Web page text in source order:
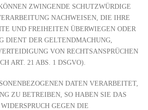
ZWINGENDE SCHUTZWÜRDIGE
NACHWEISEN, DIE IHRE
UND FREIHEITEN ÜBERWIEGEN ODER
DIENT DER GELTENDMACHUNG,
VON RECHTSANSPRÜCHEN
ART. 21 ABS. 1 DSGVO).
DATEN VERARBEITET,
ZU BETREIBEN, SO HABEN SIE DAS
GEGEN DIE